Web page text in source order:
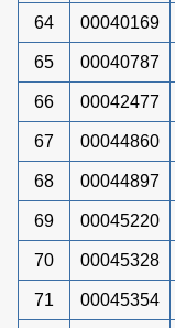
64 00040169
65 00040787
66 00042477
67 00044860
68 00044897
69 00045220
70 00045328
71 00045354